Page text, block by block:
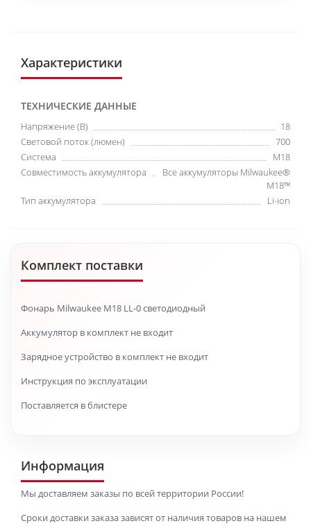
Характеристики
ТЕХНИЧЕСКИЕ ДАННЫЕ
Напряжение (В)
18
Световой поток (люмен)
700
Система
М18
Совместимость аккумулятора
Все аккумуляторы Milwaukee®
M18™
Тип аккумулятора
Li-ion
Комплект поставки
Фонарь Milwaukee M18 LL-0 светодиодный
Аккумулятор в комплект не входит
Зарядное устройство в комплект не входит
Инструкция по эксплуатации
Поставляется в блистере
Информация
Мы доставляем заказы по всей территории России!
Сроки доставки заказа зависят от наличия товаров на нашем